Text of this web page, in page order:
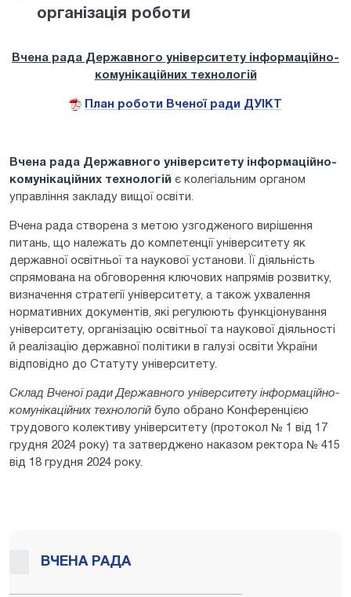
організація роботи
Вчена рада Державного університету інформаційно-
комунікаційних технологій
План роботи Вченої ради ДУІКТ
Вчена рада Державного університету інформаційно-
комунікаційних технологій є колегіальним органом
управління закладу вищої освіти.
Вчена рада створена з метою узгодженого вирішення
питань, що належать до компетенції університету як
державної освітньої та наукової установи. Її діяльність
спрямована на обговорення ключових напрямів розвитку,
визначення стратегії університету, а також ухвалення
нормативних документів, які регулюють функціонування
університету, організацію освітньої та наукової діяльності
й реалізацію державної політики в галузі освіти України
відповідно до Статуту університету.
Склад Вченої ради Державного університету інформаційно-
комунікаційних технологій було обрано Конференцією
трудового колективу університету (протокол № 1 від 17
грудня 2024 року) та затверджено наказом ректора № 415
від 18 грудня 2024 року.
ВЧЕНА РАДА